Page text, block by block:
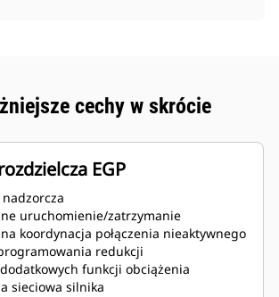
cechy w skrócie
EGP
uruchomienie/zatrzymanie
koordynacja połączenia nieaktywnego
redukcji
funkcji obciążenia
sieciowa silnika